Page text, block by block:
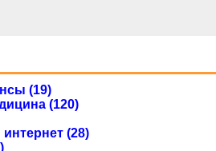
(19)
(120)
(28)